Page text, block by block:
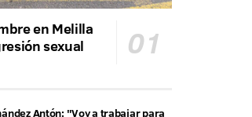
en Melilla
sexual
Antón: "Voy a trabajar para